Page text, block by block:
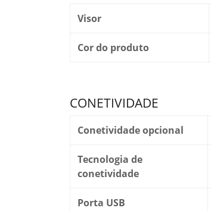
Visor
Cor do produto
CONETIVIDADE
Conetividade opcional
Tecnologia de
conetividade
Porta USB